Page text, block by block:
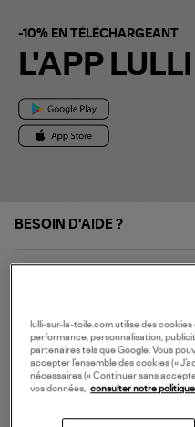
-10% EN TÉLÉCHARGEANT
L'APP LULLI
BESOIN D'AIDE ?
NOS SERVICES
SERVICE CLIENT
lulli-sur-la-toile.com utilise des
performance, personnalisation,
partenaires tels que Google. Vous
accepter l’ensemble des cookies («
nécessaires (« Continuer sans
vos données,
consulter notre